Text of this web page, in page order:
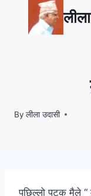
By लीला उदासी
पछिल्लो पटक मैले “